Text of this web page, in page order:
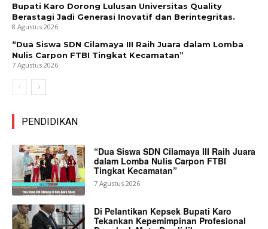
Bupati Karo Dorong Lulusan Universitas Quality
Berastagi Jadi Generasi Inovatif dan Berintegritas.
8 Agustus 2026
“Dua Siswa SDN Cilamaya III Raih Juara dalam Lomba
Nulis Carpon FTBI Tingkat Kecamatan”
7 Agustus 2026
PENDIDIKAN
“Dua Siswa SDN Cilamaya III Raih Juara
dalam Lomba Nulis Carpon FTBI
Tingkat Kecamatan”
7 Agustus 2026
Di Pelantikan Kepsek Bupati Karo
Tekankan Kepemimpinan Profesional